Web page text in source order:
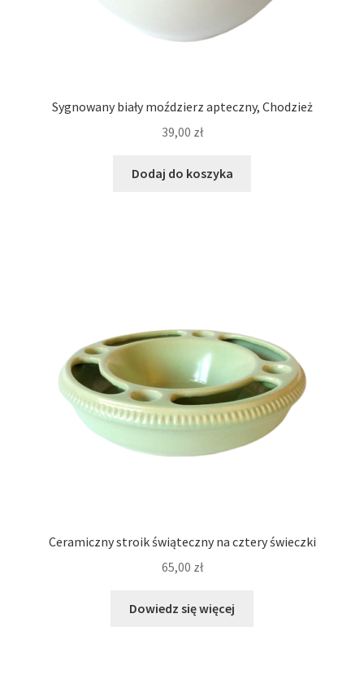
Sygnowany biały moździerz apteczny, Chodzież
39,00 zł
Dodaj do koszyka
Ceramiczny stroik świąteczny na cztery świeczki
65,00 zł
Dowiedz się więcej